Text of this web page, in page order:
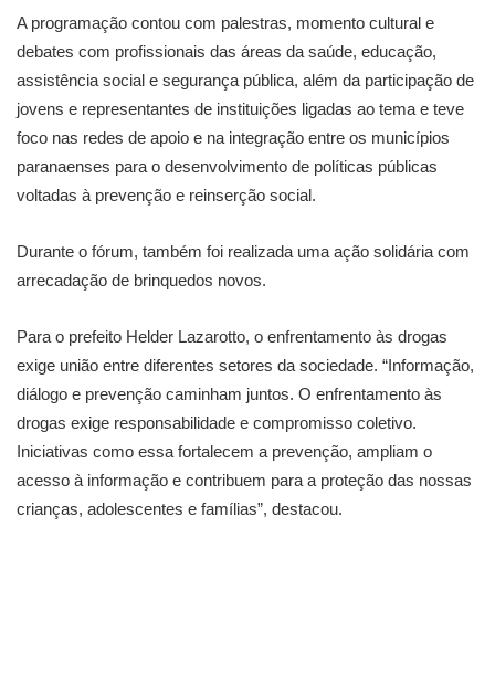
A programação contou com palestras, momento cultural e
debates com profissionais das áreas da saúde, educação,
assistência social e segurança pública, além da participação de
jovens e representantes de instituições ligadas ao tema e teve
foco nas redes de apoio e na integração entre os municípios
paranaenses para o desenvolvimento de políticas públicas
voltadas à prevenção e reinserção social.
Durante o fórum, também foi realizada uma ação solidária com
arrecadação de brinquedos novos.
Para o prefeito Helder Lazarotto, o enfrentamento às drogas
exige união entre diferentes setores da sociedade. “Informação,
diálogo e prevenção caminham juntos. O enfrentamento às
drogas exige responsabilidade e compromisso coletivo.
Iniciativas como essa fortalecem a prevenção, ampliam o
acesso à informação e contribuem para a proteção das nossas
crianças, adolescentes e famílias”, destacou.